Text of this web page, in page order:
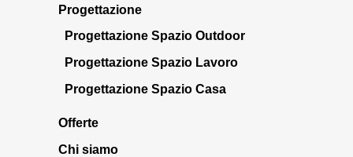
Progettazione
Progettazione Spazio Outdoor
Progettazione Spazio Lavoro
Progettazione Spazio Casa
Offerte
Chi siamo